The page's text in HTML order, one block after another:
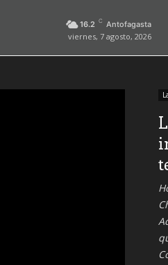
16.2 C Antofagasta
viernes, 7 agosto, 2026